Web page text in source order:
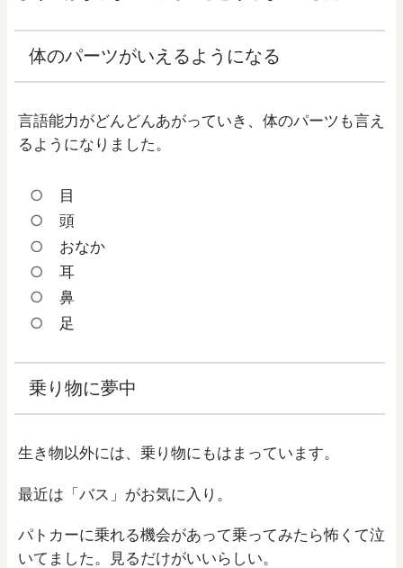
体のパーツがいえるようになる
言語能力がどんどんあがっていき、体のパーツも言え
るようになりました。
目
頭
おなか
耳
鼻
足
乗り物に夢中
生き物以外には、乗り物にもはまっています。
最近は「バス」がお気に入り。
パトカーに乗れる機会があって乗ってみたら怖くて泣
いてました。見るだけがいいらしい。